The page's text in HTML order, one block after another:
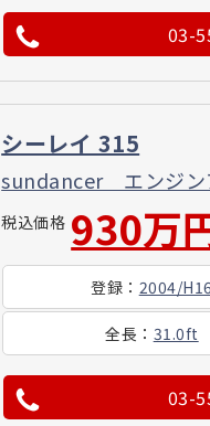
03-
シーレイ 315
sundancer エンジン
税込価格 930万
登録 ： 2004/H16
全長 ： 31.0ft
03-